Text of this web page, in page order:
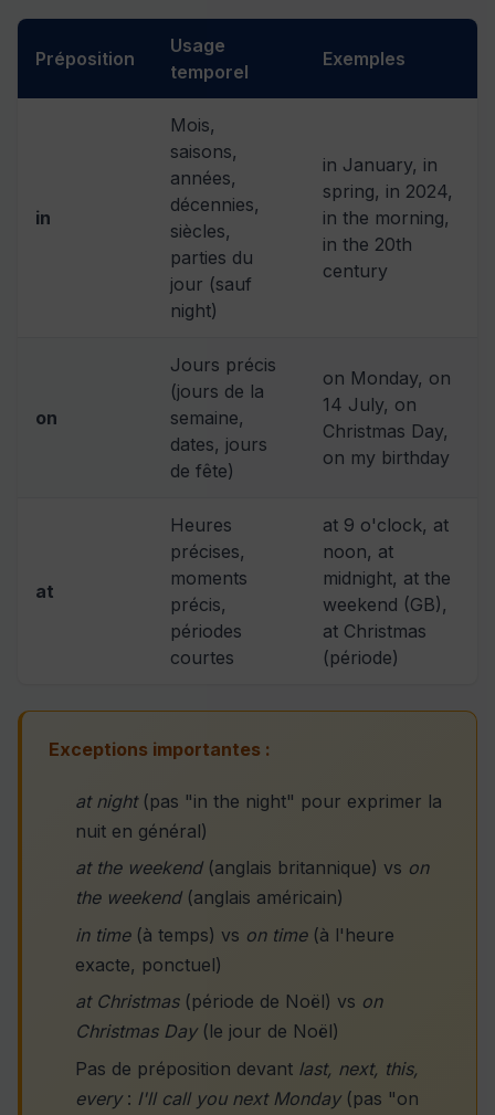
Préposition
Usage
temporel
Exemples
in
Mois,
saisons,
années,
décennies,
siècles,
parties du
jour (sauf
night)
in January, in
spring, in 2024,
in the morning,
in the 20th
century
on
Jours précis
(jours de la
semaine,
dates, jours
de fête)
on Monday, on
14 July, on
Christmas Day,
on my birthday
at
Heures
précises,
moments
précis,
périodes
courtes
at 9 o'clock, at
noon, at
midnight, at the
weekend (GB),
at Christmas
(période)
Exceptions importantes :
at night(pas "in the night" pour exprimer la
nuit en général)
at the weekend(anglais britannique) vs on
the weekend(anglais américain)
in time(à temps) vs on time(à l'heure
exacte, ponctuel)
at Christmas(période de Noël) vs on
Christmas Day(le jour de Noël)
Pas de préposition devant last, next, this,
every: I'll call you next Monday(pas "on